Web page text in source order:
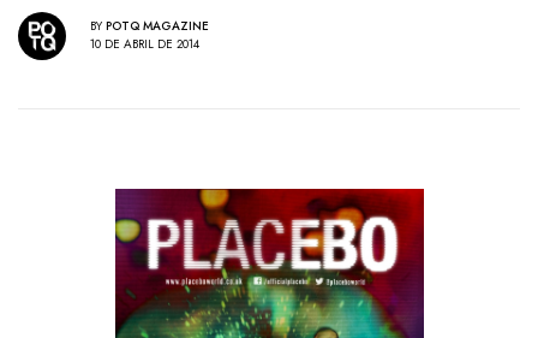
BY POTQ MAGAZINE
10 DE ABRIL DE 2014